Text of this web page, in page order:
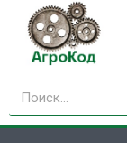
Перейти
содержимому
Поиск